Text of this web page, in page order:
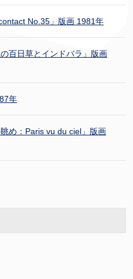
No.35」版画 1981年
百日草とインドバラ」版画
年
め：Paris vu du ciel」版画